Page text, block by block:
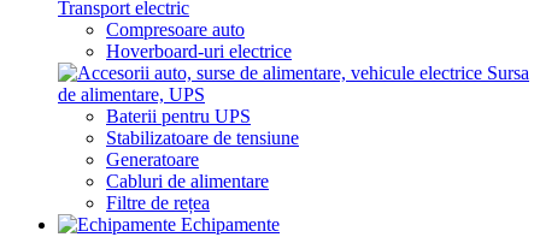
Transport electric
Compresoare auto
Hoverboard-uri electrice
Sursa
de alimentare, UPS
Baterii pentru UPS
Stabilizatoare de tensiune
Generatoare
Cabluri de alimentare
Filtre de rețea
Echipamente